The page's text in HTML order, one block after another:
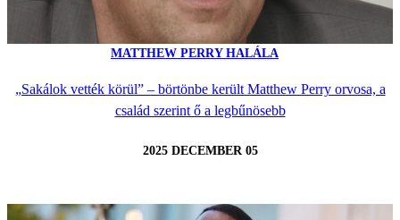
MATTHEW PERRY HALÁLA
„Sakálok vették körül” – börtönbe került Matthew Perry orvosa, a
család szerint ő a legbűnösebb
2025 DECEMBER 05